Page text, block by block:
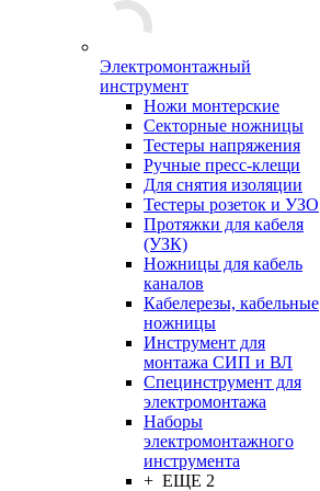
Электромонтажный
инструмент
Ножи монтерские
Секторные ножницы
Тестеры напряжения
Ручные пресс-клещи
Для снятия изоляции
Тестеры розеток и УЗО
Протяжки для кабеля
(УЗК)
Ножницы для кабель
каналов
Кабелерезы, кабельные
ножницы
Инструмент для
монтажа СИП и ВЛ
Специнструмент для
электромонтажа
Наборы
электромонтажного
инструмента
+ ЕЩЕ 2